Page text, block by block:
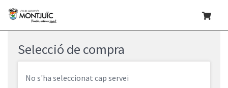
Selecció de compra
No s'ha seleccionat cap servei